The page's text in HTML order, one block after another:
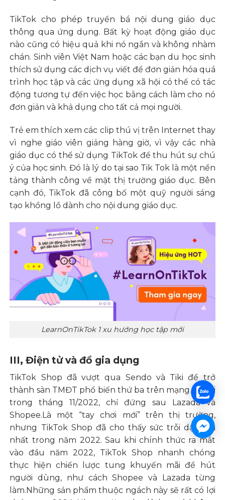
TikTok cho phép truyền bá nội dung giáo dục
thông qua ứng dụng. Bất kỳ hoạt động giáo dục
nào cũng có hiệu quả khi nó ngắn và không nhàm
chán. Sinh viên Việt Nam hoặc các bạn du học sinh
thích sử dụng các dịch vụ viết để đơn giản hóa quá
trình học tập và các ứng dụng xã hội có thể có tác
động tương tự đến việc học bằng cách làm cho nó
đơn giản và khả dụng cho tất cả mọi người.
Trẻ em thích xem các clip thú vị trên Internet thay
vì nghe giáo viên giảng hàng giờ, vì vậy các nhà
giáo dục có thể sử dụng TikTok để thu hút sự chú
ý của học sinh. Đó là lý do tại sao Tik Tok là một nền
tảng thành công về mặt thị trường giáo dục. Bên
cạnh đó, TikTok đã công bố một quỹ người sáng
tạo khổng lồ dành cho nội dung giáo dục.
LearnOnTikTok 1 xu hướng học tập mới
III, Điện tử và đồ gia dụng
TikTok Shop đã vượt qua Sendo và Tiki để trở
thành sàn TMĐT phổ biến thứ ba trên mạng xã hội
trong tháng 11/2022, chỉ đứng sau Lazada và
Shopee.Là một “tay chơi mới” trên thị trường,
nhưng TikTok Shop đã cho thấy sức trỗi dậy lớn
nhất trong năm 2022. Sau khi chính thức ra mắt
vào đầu năm 2022, TikTok Shop nhanh chóng
thực hiện chiến lược tung khuyến mãi để hút
người dùng, như cách Shopee và Lazada từng
làm.Những sản phẩm thuộc ngách này sẽ rất có lợi